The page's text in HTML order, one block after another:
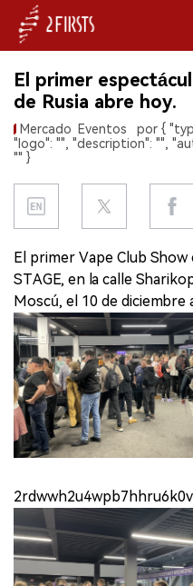
INICIO
EMPRESA
CHINA
DATOS
EXPOSICIÓN
ENTREVISTA
El primer
de Rusia abre hoy.
Mercado Eventos
por {
"logo": "", "description": "",
"" }
El primer Vape Club
STAGE, en la calle
Moscú, el 10 de diciembre